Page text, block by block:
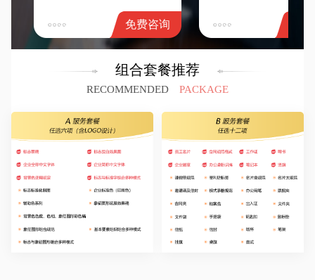
免费咨询
组合套餐推荐
RECOMMENDED PACKAGE